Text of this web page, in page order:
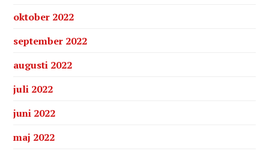
oktober 2022
september 2022
augusti 2022
juli 2022
juni 2022
maj 2022